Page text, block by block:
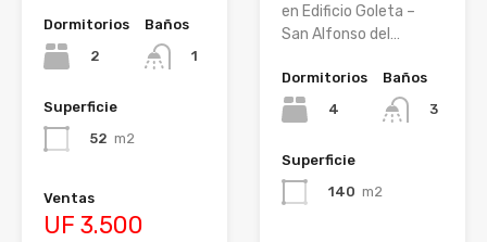
Dormitorios
2
Baños
1
Superficie
52 m2
Ventas
UF 3.500
en Edificio Goleta –
San Alfonso del…
Dormitorios
4
Baños
3
Superficie
140 m2